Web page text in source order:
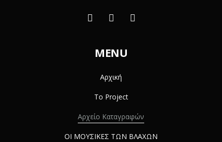
MENU
Αρχική
Το Project
Αρχείο Καταγραφών
ΟΙ ΜΟΥΣΙΚΕΣ ΤΩΝ ΒΛΑΧΩΝ